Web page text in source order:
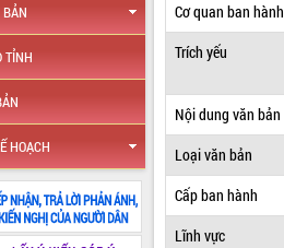
BẢN
TỈNH
HOẠCH
Cơ quan ban hành
Trích yếu
Nội dung văn bản
Loại văn bản
Cấp ban hành
Lĩnh vực